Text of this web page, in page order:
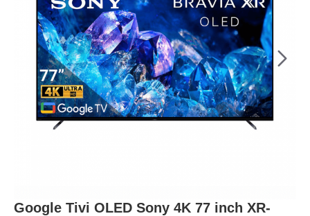
Google Tivi OLED Sony 4K 77 inch XR-